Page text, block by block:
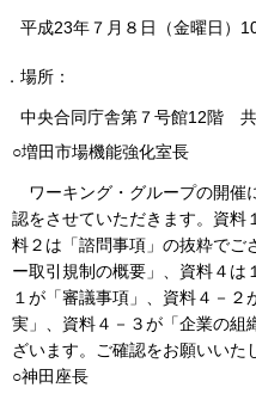
平成23年７月８日（金曜日）
場所：
中央合同庁舎第７号館12階
○増田市場機能強化室長
ワーキング・グループの開催
認をさせていただきます。資料
料２は「諮問事項」の抜粋でご
ー取引規制の概要」、資料４は
１が「審議事項」、資料４－
実」、資料４－３が「企業の組
ざいます。ご確認をお願いいた
○神田座長